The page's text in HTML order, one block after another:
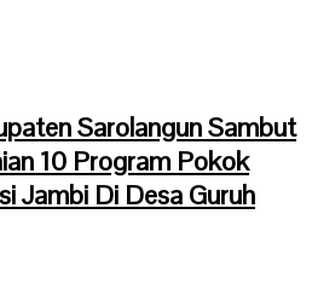
Sarolangun Sambut
10 Program Pokok
Jambi Di Desa Guruh